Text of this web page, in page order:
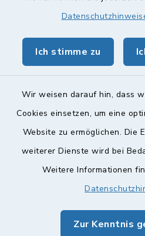
Ich stimme zu
Wir weisen darauf hin, dass
Cookies einsetzen, um eine
Website zu ermöglichen. Die
weiterer Dienste wird bei
Weitere Informationen
Zur Kenntnis
Landkreis Lichtenfels
geoPortal Lichtenfels